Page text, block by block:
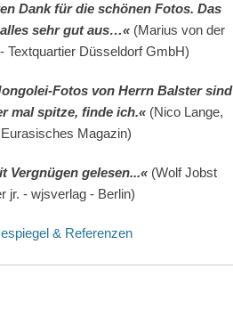
Dank für die schönen Fotos. Das
sehr gut aus…« (Marius von der
Textquartier Düsseldorf GmbH)
Fotos von Herrn Balster sind
mal spitze, finde ich.« (Nico Lange,
Magazin)
Vergnügen gelesen...« (Wolf Jobst
jr. - wjsverlag - Berlin)
& Referenzen